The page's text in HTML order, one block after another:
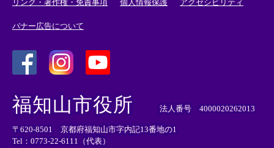
リンク・著作権・免責事項 個人情報保護 アクセシビリティ
バナー広告について
外
部
リ
ン
ク
外
リ
ン
ク
外
部
ン
ク
福知山市役所 法人番号 4000020262013
〒620-8501 京都府福知山市字内記13番地の1
Tel：0773-22-6111（代表）